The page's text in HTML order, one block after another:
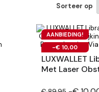
Sorteer op
AANBIEDING!
-€ 10,00
LUXWALLET
Met Laser
Routeplanning